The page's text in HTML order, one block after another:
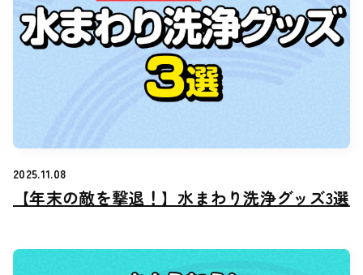
2025.11.08
【年末の敵を撃退！】水まわり洗浄グッズ3選
【年末の敵を撃退！】水まわり洗浄グッズ3選